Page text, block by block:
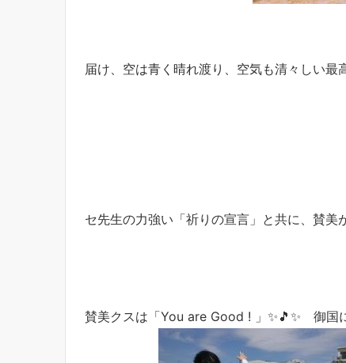
届け、空は青く晴れ渡り、空気も清々しい最
セ先生の力強い「祈りの宣言」と共に、賛美
賛美クスは「You are Good ! 」✨🎵✨ 御国